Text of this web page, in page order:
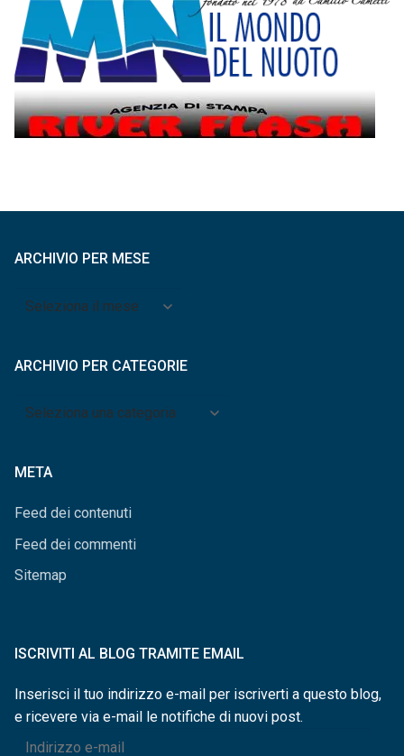
ARCHIVIO PER MESE
Archivio
ARCHIVIO PER CATEGORIE
Archivio
META
Feed dei contenuti
Feed dei commenti
Sitemap
ISCRIVITI AL BLOG TRAMITE EMAIL
Inserisci il tuo indirizzo e-mail per iscriverti a questo blog,
e ricevere via e-mail le notifiche di nuovi post.
Indirizzo